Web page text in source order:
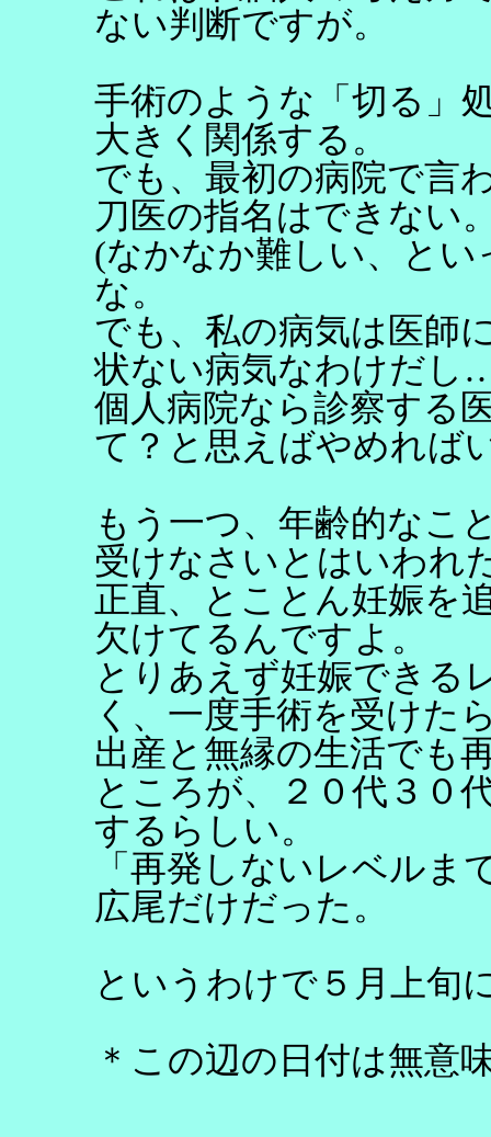
ない判断ですが。
手術のような「切る」
大きく関係する。
でも、最初の病院で言
刀医の指名はできない
(なかなか難しい、と
な。
でも、私の病気は医師
状ない病気なわけだ
個人病院なら診察する
て？と思えばやめれば
もう一つ、年齢的なこ
受けなさいとはいわれ
正直、とことん妊娠を
欠けてるんですよ。
とりあえず妊娠できる
く、一度手術を受けた
出産と無縁の生活でも
ところが、２０代３０
するらしい。
「再発しないレベルま
広尾だけだった。
というわけで５月上旬
＊この辺の日付は無意